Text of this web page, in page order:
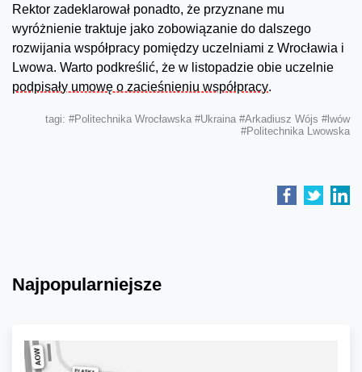
Rektor zadeklarował ponadto, że przyznane mu
wyróżnienie traktuje jako zobowiązanie do dalszego
rozwijania współpracy pomiędzy uczelniami z Wrocławia i
Lwowa. Warto podkreślić, że w listopadzie obie uczelnie
podpisały umowę o zacieśnieniu współpracy.
tagi: #Politechnika Wrocławska #Ukraina #Arkadiusz Wójs #lwów
#Politechnika Lwowska
Najpopularniejsze